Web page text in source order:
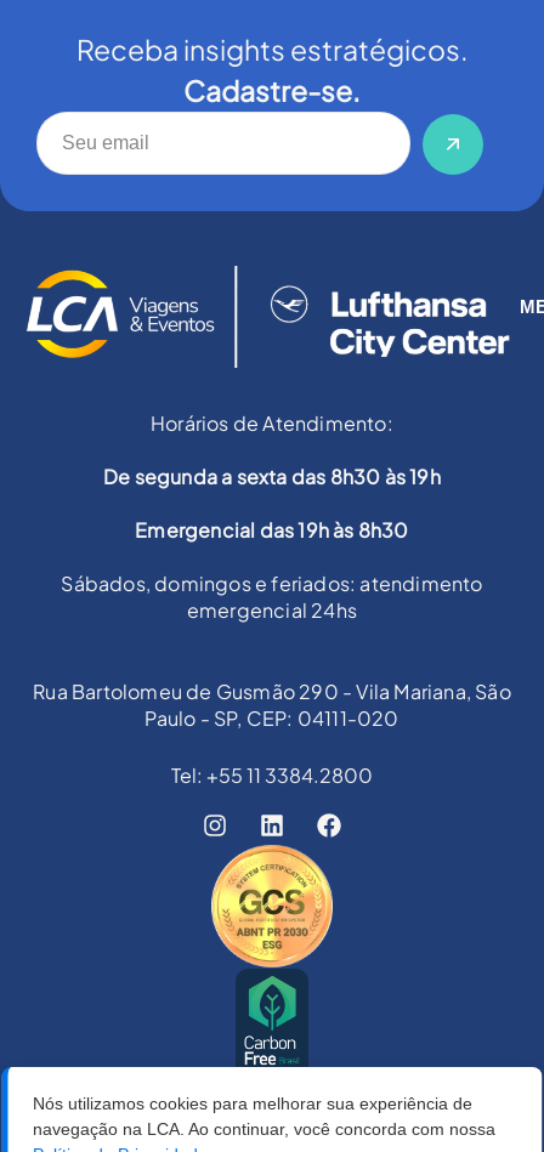
Receba insights estratégicos.
Cadastre-se.
Horários de Atendimento:
De segunda a sexta das 8h30 às 19h
Emergencial das 19h às 8h30
Sábados, domingos e feriados: atendimento
emergencial 24hs
Rua Bartolomeu de Gusmão 290 - Vila Mariana, São
Paulo - SP, CEP: 04111-020
Tel: +55 11 3384.2800
Nós utilizamos cookies para melhorar sua experiência de
navegação na LCA. Ao continuar, você concorda com nossa